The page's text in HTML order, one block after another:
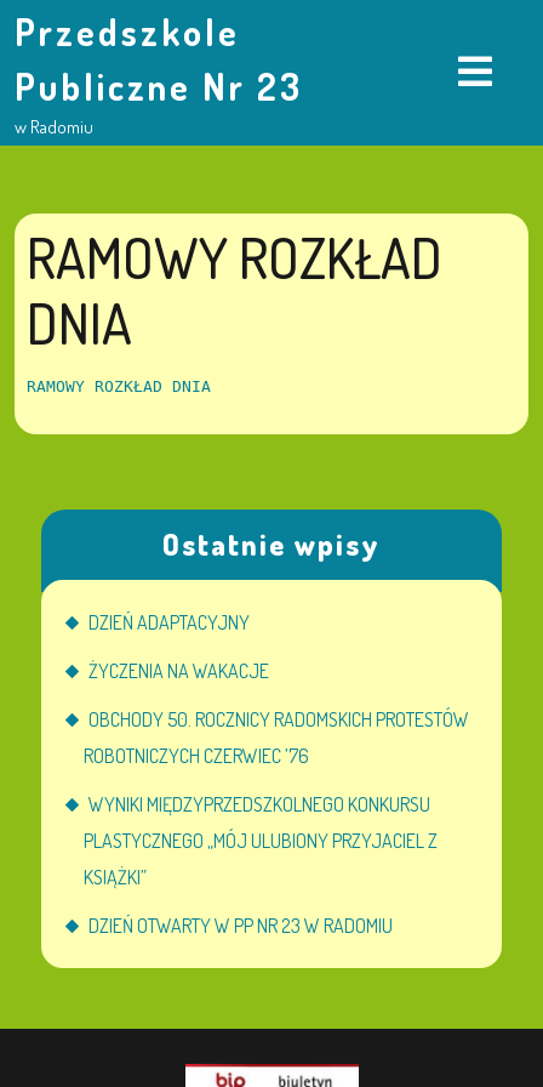
Przedszkole
Publiczne Nr 23
w Radomiu
RAMOWY ROZKŁAD
DNIA
RAMOWY ROZKŁAD DNIA
Ostatnie wpisy
DZIEŃ ADAPTACYJNY
ŻYCZENIA NA WAKACJE
OBCHODY 50. ROCZNICY RADOMSKICH PROTESTÓW
ROBOTNICZYCH CZERWIEC ’76
WYNIKI MIĘDZYPRZEDSZKOLNEGO KONKURSU
PLASTYCZNEGO „MÓJ ULUBIONY PRZYJACIEL Z
KSIĄŻKI”
DZIEŃ OTWARTY W PP NR 23 W RADOMIU